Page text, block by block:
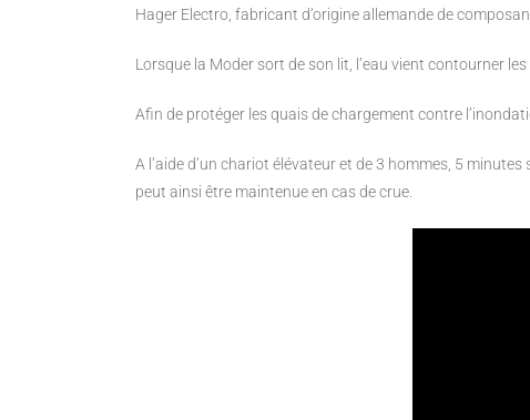
Hager Electro, fabricant d’origine allemande de
Lorsque la Moder sort de son lit, l’eau vient contourner
Afin de protéger les quais de chargement contre
A l’aide d’un chariot élévateur et de 3 hommes, 5
peut ainsi être maintenue en cas de crue.